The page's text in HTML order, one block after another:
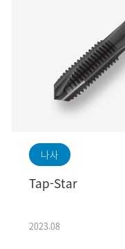
나사
Tap-Star
2023.08